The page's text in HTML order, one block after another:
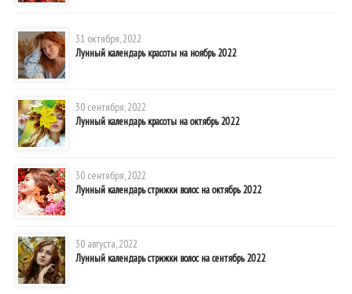
31 октября, 2022
Лунный календарь красоты на ноябрь 2022
30 сентября, 2022
Лунный календарь красоты на октябрь 2022
30 сентября, 2022
Лунный календарь стрижки волос на октябрь 2022
30 августа, 2022
Лунный календарь стрижки волос на сентябрь 2022